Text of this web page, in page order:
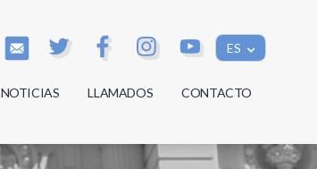
ES
NOTICIAS LLAMADOS CONTACTO